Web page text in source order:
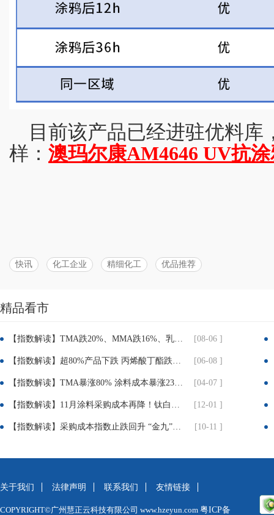
目前该产品已经进驻优料库
样： 澳玛尔康AM4646 UV抗
快讯 化工企业 精细化工 优品推荐
享：
精品看市
[08-06 ]
[06-08 ]
[04-07 ]
[12-01 ]
[10-11 ]
关于我们 法律声明 联系我们 友情链接
COPYRIGHT©广州慧正云科技有限公司 www.hzeyun.com 粤ICP备